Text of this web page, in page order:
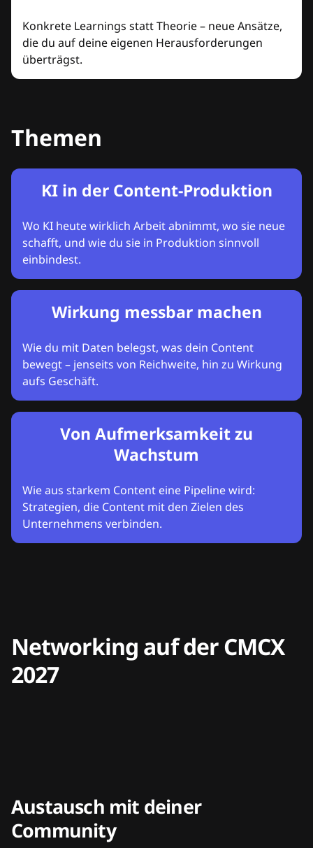
Konkrete Learnings statt Theorie – neue Ansätze,
die du auf deine eigenen Herausforderungen
überträgst.
Themen
KI in der Content-Produktion
Wo KI heute wirklich Arbeit abnimmt, wo sie neue
schafft, und wie du sie in Produktion sinnvoll
einbindest.
Wirkung messbar machen
Wie du mit Daten belegst, was dein Content
bewegt – jenseits von Reichweite, hin zu Wirkung
aufs Geschäft.
Von Aufmerksamkeit zu
Wachstum
Wie aus starkem Content eine Pipeline wird:
Strategien, die Content mit den Zielen des
Unternehmens verbinden.
Networking auf der CMCX
2027
Austausch mit deiner
Community